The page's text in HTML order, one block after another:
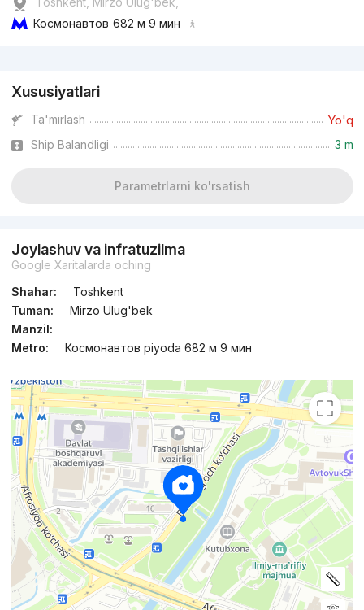
Космонавтов 682 м 9 мин
Xususiyatlari
Ta'mirlash Yo'q
Ship Balandligi 3 m
Parametrlarni ko'rsatish
Joylashuv va infratuzilma
Google Xaritalarda oching
Shahar:
Toshkent
Tuman:
Mirzo Ulug'bek
Manzil:
Metro:
Космонавтов piyoda 682 м 9 мин